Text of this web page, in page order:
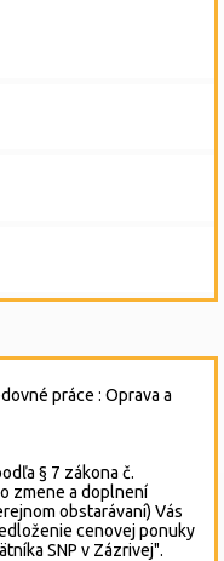
práce : Oprava a
§ 7 zákona č.
zmene a doplnení
obstarávaní) Vás
cenovej ponuky
SNP v Zázrivej".